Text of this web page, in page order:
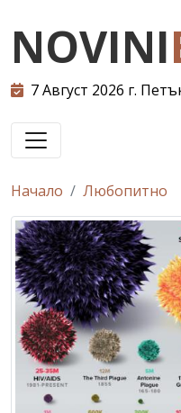
NOVINI
7 Август 2026 г.
Начало Любопитно